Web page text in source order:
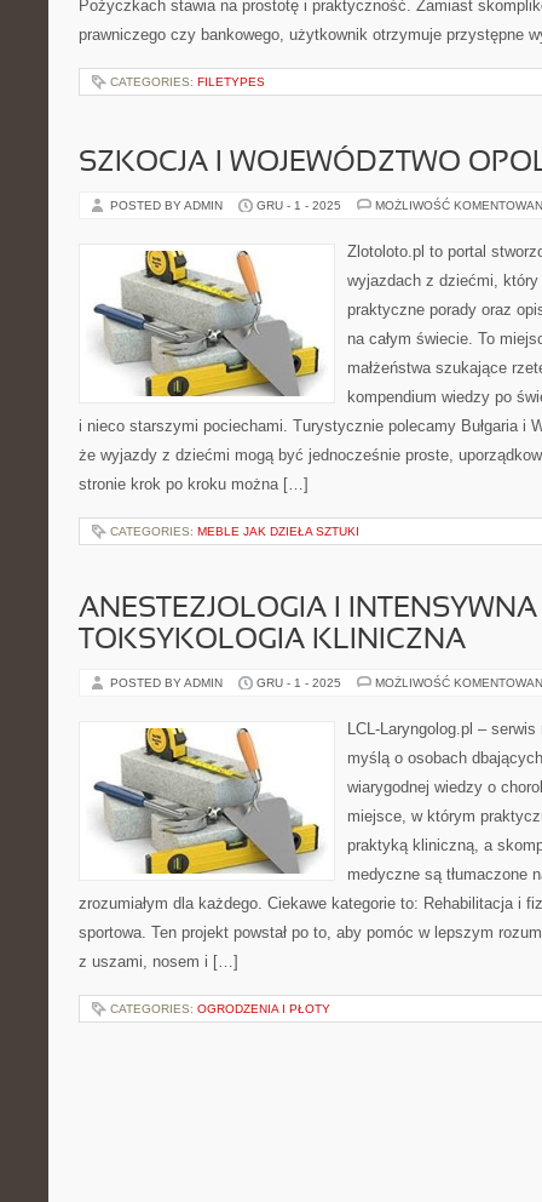
Pożyczkach stawia na prostotę i praktyczność. Zamiast
prawniczego czy bankowego, użytkownik otrzymuje przystępne
CATEGORIES: FILETYPES
SZKOCJA I WOJEWÓDZTWO
POSTED BY ADMIN GRU - 1 - 2025 MOŻLIWOŚĆ
Zlotoloto.pl to portal
wyjazdach z dziećmi, który
praktyczne porady oraz
na całym świecie. To
małżeństwa szukające
kompendium wiedzy po
i nieco starszymi pociechami. Turystycznie polecamy Bułgaria i
że wyjazdy z dziećmi mogą być jednocześnie proste,
stronie krok po kroku można […]
CATEGORIES: MEBLE JAK DZIEŁA SZTUKI
ANESTEZJOLOGIA I
TOKSYKOLOGIA KLINICZNA
POSTED BY ADMIN GRU - 1 - 2025 MOŻLIWOŚĆ
LCL-Laryngolog.pl –
myślą o osobach
wiarygodnej wiedzy o
miejsce, w którym
praktyką kliniczną, a
medyczne są tłumaczone
zrozumiałym dla każdego. Ciekawe kategorie to: Rehabilitacja i
sportowa. Ten projekt powstał po to, aby pomóc w lepszym
z uszami, nosem i […]
CATEGORIES: OGRODZENIA I PŁOTY